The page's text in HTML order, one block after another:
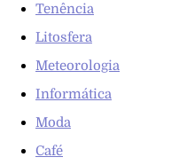
Tenência
Litosfera
Meteorologia
Informática
Moda
Café